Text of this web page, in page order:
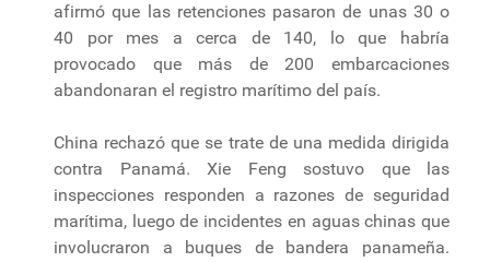
afirmó que las retenciones pasaron de unas 30 o
40 por mes a cerca de 140, lo que habría
provocado que más de 200 embarcaciones
abandonaran el registro marítimo del país.
China rechazó que se trate de una medida dirigida
contra Panamá. Xie Feng sostuvo que las
inspecciones responden a razones de seguridad
marítima, luego de incidentes en aguas chinas que
involucraron a buques de bandera panameña.